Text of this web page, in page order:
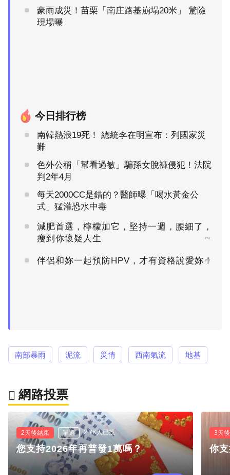
豪雨成災！苗栗「南庄路基崩塌20米」 驚險
現場曝
今日排行榜
南韓熱浪19死！ 總統李在明宣布：列國家災
難
色外公稱「幫看過敏」騙孫女脫褲侵犯！法院
判2年4月
每天2000CC是錯的？醫師曝「喝水黃金公
式」猛灌恐水中毒
減肥首選，檸檬加它，堅持一週，腰細了，
瘦到你懷疑人生
PR
伴侶和妳一起預防HPV，才有資格說愛妳！
PR
南部暴雨 泥流 災情 西南氣流 地基
網路投票
2天後結束 單選 2.7K人已投
您支持2026年再普發1萬嗎？
3天
你